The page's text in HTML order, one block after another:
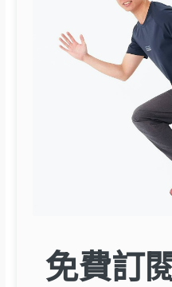
免費訂